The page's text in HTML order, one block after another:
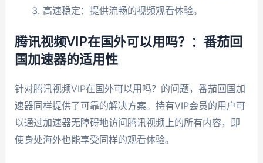
高速稳定：提供流畅的视频观看体验。
腾讯视频VIP在国外可以用吗？：番茄回
国加速器的适用性
针对腾讯视频VIP在国外可以用吗？的问题，番茄回国加
速器同样提供了可靠的解决方案。持有VIP会员的用户可
以通过加速器无障碍地访问腾讯视频上的所有内容，即
使身处海外也能享受同样的观看体验。